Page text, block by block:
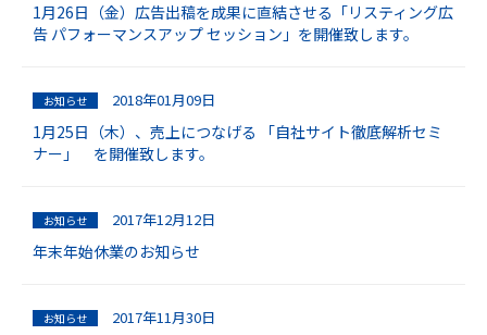
1月26日（金）広告出稿を成果に直結させる「リスティング広
告 パフォーマンスアップ セッション」を開催致します。
お知らせ 2018年01月09日
1月25日（木）、売上につなげる 「自社サイト徹底解析セミ
ナー」 を開催致します。
お知らせ 2017年12月12日
年末年始休業のお知らせ
お知らせ 2017年11月30日